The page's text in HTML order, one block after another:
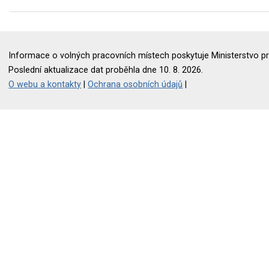
Informace o volných pracovních místech poskytuje Ministerstvo
Poslední aktualizace dat proběhla dne 10. 8. 2026.
O webu a kontakty |Ochrana osobních údajů